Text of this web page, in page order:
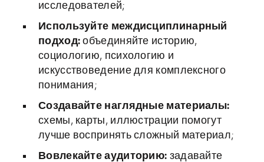
исследователей;
Используйте междисциплинарный
подход: объединяйте историю,
социологию, психологию и
искусствоведение для комплексного
понимания;
Создавайте наглядные материалы:
схемы, карты, иллюстрации помогут
лучше воспринять сложный материал;
Вовлекайте аудиторию: задавайте